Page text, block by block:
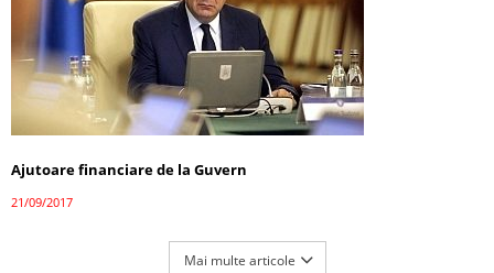
Ajutoare financiare de la Guvern
21/09/2017
Mai multe articole